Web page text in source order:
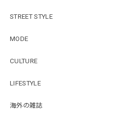
STREET STYLE
MODE
CULTURE
LIFESTYLE
海外の雑誌